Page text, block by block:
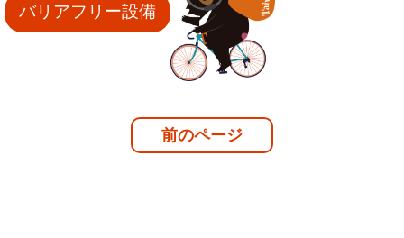
バリアフリー設備
前のページ